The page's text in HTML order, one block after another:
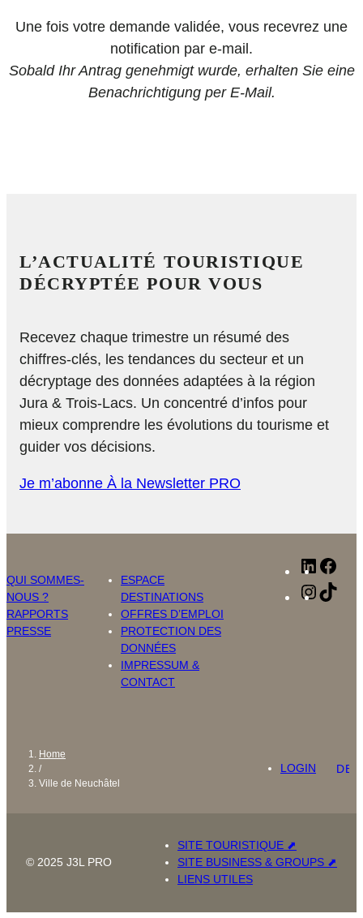
Une fois votre demande validée, vous recevrez une
notification par e-mail.
Sobald Ihr Antrag genehmigt wurde, erhalten Sie eine
Benachrichtigung per E-Mail.
L’ACTUALITÉ TOURISTIQUE
DÉCRYPTÉE POUR VOUS
Recevez chaque trimestre un résumé des
chiffres-clés, les tendances du secteur et un
décryptage des données adaptées à la région
Jura & Trois-Lacs. Un concentré d’infos pour
mieux comprendre les évolutions du tourisme et
guider vos décisions.
Je m’abonne À la Newsletter PRO
QUI SOMMES-
NOUS ?
RAPPORTS
PRESSE
ESPACE
DESTINATIONS
OFFRES D’EMPLOI
PROTECTION DES
DONNÉES
IMPRESSUM &
CONTACT
Home
/
Ville de Neuchâtel
LOGIN
© 2025 J3L PRO
SITE TOURISTIQUE ⬈
SITE BUSINESS & GROUPS ⬈
LIENS UTILES